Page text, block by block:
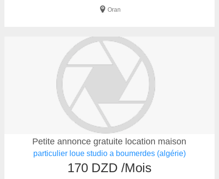
Oran
Petite annonce gratuite location maison
particulier loue studio a boumerdes (algérie)
170 DZD /Mois